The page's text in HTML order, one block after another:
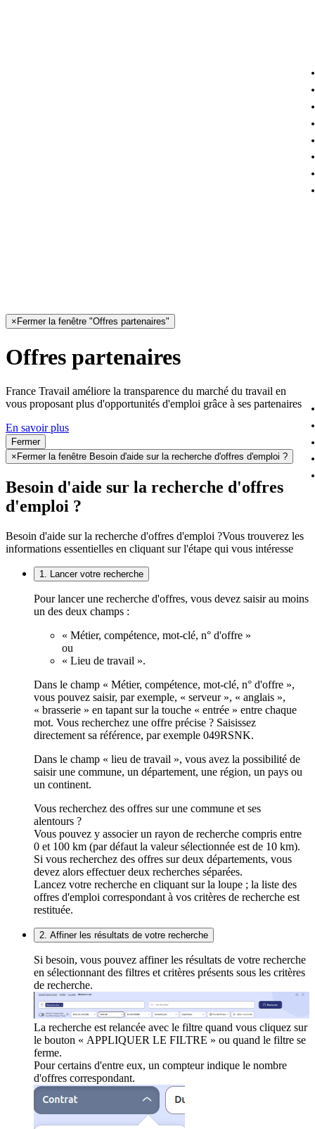
× Fermer la fenêtre "Offres partenaires"
Offres partenaires
France Travail améliore la transparence du marché du travail en
vous proposant plus d'opportunités d'emploi grâce à ses partenaires
En savoir plus
Fermer
× Fermer la fenêtre Besoin d'aide sur la recherche d'offres d'emploi ?
Besoin d'aide sur la recherche d'offres
d'emploi ?
Besoin d'aide sur la recherche d'offres d'emploi ?Vous trouverez les
informations essentielles en cliquant sur l'étape qui vous intéresse
1. Lancer votre recherche
Pour lancer une recherche d'offres, vous devez saisir au moins
un des deux champs :
« Métier, compétence, mot-clé, n° d'offre »
ou
« Lieu de travail ».
Dans le champ « Métier, compétence, mot-clé, n° d'offre »,
vous pouvez saisir, par exemple, « serveur », « anglais »,
« brasserie » en tapant sur la touche « entrée » entre chaque
mot. Vous recherchez une offre précise ? Saisissez
directement sa référence, par exemple 049RSNK.
Dans le champ « lieu de travail », vous avez la possibilité de
saisir une commune, un département, une région, un pays ou
un continent.
Vous recherchez des offres sur une commune et ses
alentours ?
Vous pouvez y associer un rayon de recherche compris entre
0 et 100 km (par défaut la valeur sélectionnée est de 10 km).
Si vous recherchez des offres sur deux départements, vous
devez alors effectuer deux recherches séparées.
Lancez votre recherche en cliquant sur la loupe ; la liste des
offres d'emploi correspondant à vos critères de recherche est
restituée.
2. Affiner les résultats de votre recherche
Si besoin, vous pouvez affiner les résultats de votre recherche
en sélectionnant des filtres et critères présents sous les critères
de recherche.
La recherche est relancée avec le filtre quand vous cliquez sur
le bouton « APPLIQUER LE FILTRE » ou quand le filtre se
ferme.
Pour certains d'entre eux, un compteur indique le nombre
d'offres correspondant.